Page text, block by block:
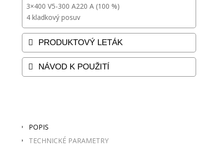
3×400 V5-300 A220 A (100 %)
4 kladkový posuv
PRODUKTOVÝ LETÁK
NÁVOD K POUŽITÍ
POPIS
TECHNICKÉ PARAMETRY